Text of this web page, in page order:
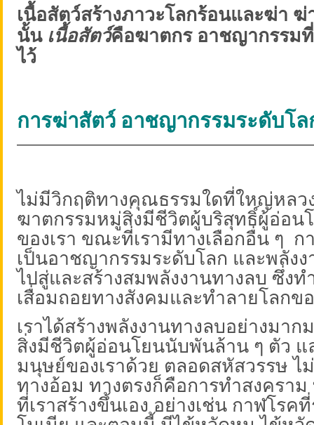
เนื้อสัตว์สร้างภาวะโลกร้อนและฆ่า ฆ่
นั้น เนื้อสัตว์คือฆาตกร อาชญากรรม
ไว้
การฆ่าสัตว์ อาชญากรรมระดับโล
ไม่มีวิกฤติทางคุณธรรมใดที่ใหญ่หลว
ฆาตกรรมหมู่สิ่งมีชีวิตผู้บริสุทธิ์ผู้อ่อน
ของเรา ขณะที่เรามีทางเลือกอื่น ๆ ก
เป็นอาชญากรรมระดับโลก และพลัง
ไปสู่และสร้างสมพลังงานทางลบ ซึ่งท
เสื่อมถอยทางสังคมและทำลายโลกขอ
เราได้สร้างพลังงานทางลบอย่างมา
สิ่งมีชีวิตผู้อ่อนโยนนับพันล้าน ๆ ตัว แ
มนุษย์ของเราด้วย ตลอดสหัสวรรษ ไ
ทางอ้อม ทางตรงก็คือการทำสงครา
ที่เราสร้างขึ้นเอง อย่างเช่น กาฬโรค